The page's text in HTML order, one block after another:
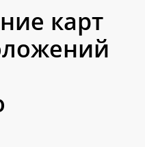
карт